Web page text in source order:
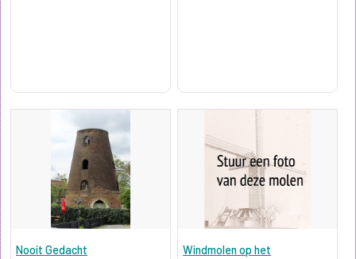
Nooit Gedacht
Windmolen op het